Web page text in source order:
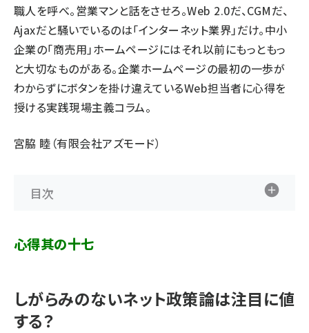
職人を呼べ。営業マンと話をさせろ。Web 2.0だ、CGMだ、
Ajaxだと騒いでいるのは「インターネット業界」だけ。中小
企業の「商売用」ホームページにはそれ以前にもっともっ
と大切なものがある。企業ホームページの最初の一歩が
わからずにボタンを掛け違えているWeb担当者に心得を
授ける実践現場主義コラム。
宮脇 睦（有限会社アズモード）
目次
心得其の十七
しがらみのないネット政策論は注目に値
する？